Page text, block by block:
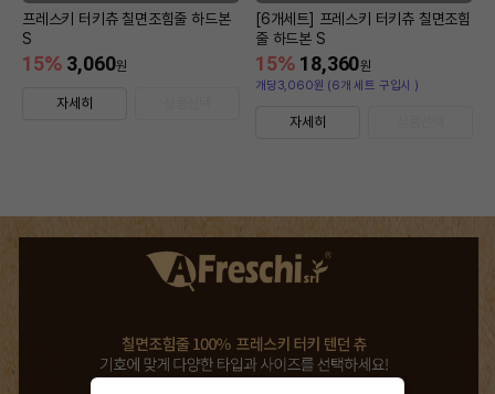
프레스키 터키츄 칠면조힘줄 하드본
S
3,060원
15%
자세히
[6개세트] 프레스키 터키츄 칠면조힘
줄 하드본 S
18,360원
15%
개당3,060원 (6개 세트 구입시 )
자세히